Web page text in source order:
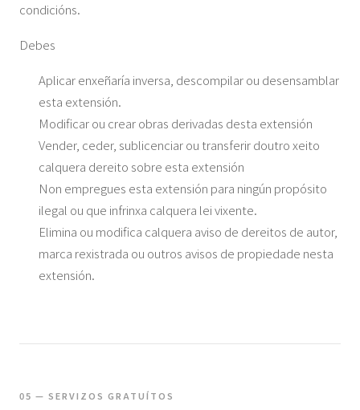
condicións.
Debes
Aplicar enxeñaría inversa, descompilar ou desensamblar
esta extensión.
Modificar ou crear obras derivadas desta extensión
Vender, ceder, sublicenciar ou transferir doutro xeito
calquera dereito sobre esta extensión
Non empregues esta extensión para ningún propósito
ilegal ou que infrinxa calquera lei vixente.
Elimina ou modifica calquera aviso de dereitos de autor,
marca rexistrada ou outros avisos de propiedade nesta
extensión.
05 — SERVIZOS GRATUÍTOS